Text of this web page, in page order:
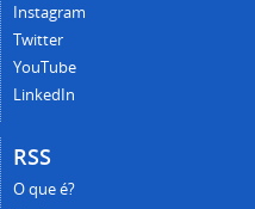
Instagram
Twitter
YouTube
LinkedIn
RSS
O que é?